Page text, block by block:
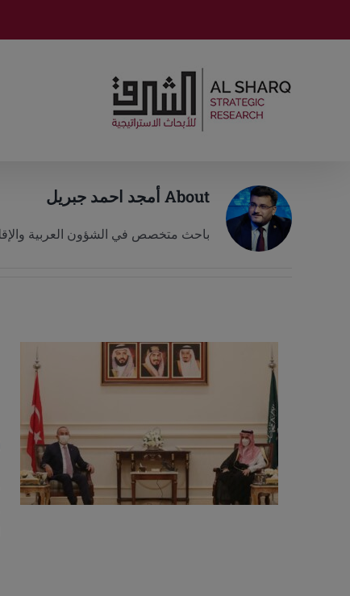
Aboutأمجد احمد جبريل
باحث متخصص في الشؤون العربية